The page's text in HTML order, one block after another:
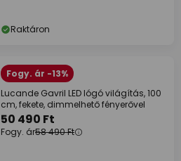
Raktáron
Fogy. ár -13%
Lucande Gavril LED lógó világítás, 100
cm, fekete, dimmelhető fényerővel
50 490 Ft
Fogy. ár58 490 Ft